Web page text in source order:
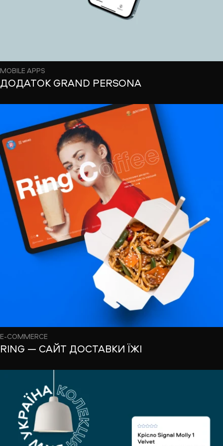
MOBILE APPS
ДОДАТОК GRAND PERSONA
E-COMMERCE
RING — САЙТ ДОСТАВКИ ЇЖІ